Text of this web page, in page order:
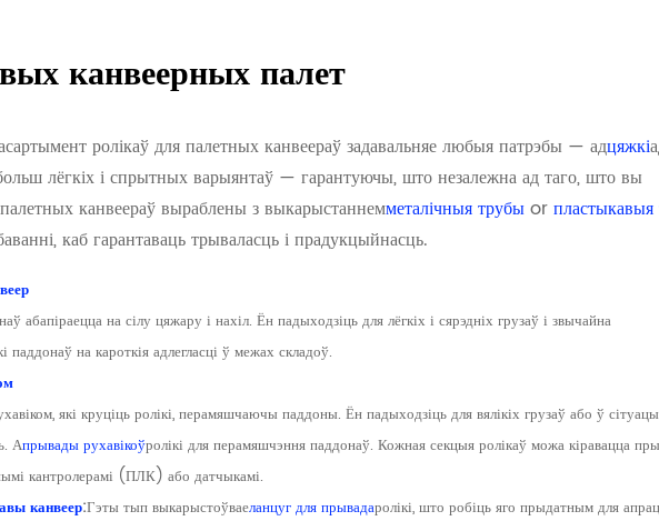
канвеерных палет
ролікаў для палетных канвеераў задавальняе любыя патрэбы — адцяжкі
лёгкіх і спрытных варыянтаў — гарантуючы, што незалежна ад таго, што вы
канвеераў выраблены з выкарыстаннемметалічныя трубыor
каб гарантаваць трываласць і прадукцыйнасць.
абапіраецца на сілу цяжару і нахіл. Ён падыходзіць для лёгкіх і сярэдніх грузаў і звычайна
паддонаў на кароткія адлегласці ў межах складоў.
які круціць ролікі, перамяшчаючы паддоны. Ён падыходзіць для вялікіх грузаў або ў
Апрывады рухавікоўролікі для перамяшчэння паддонаў. Кожная секцыя ролікаў можа кіравацца
кантролерамі (ПЛК) або датчыкамі.
канвеер:Гэты тып выкарыстоўваеланцуг для прывадаролікі, што робіць яго прыдатным для